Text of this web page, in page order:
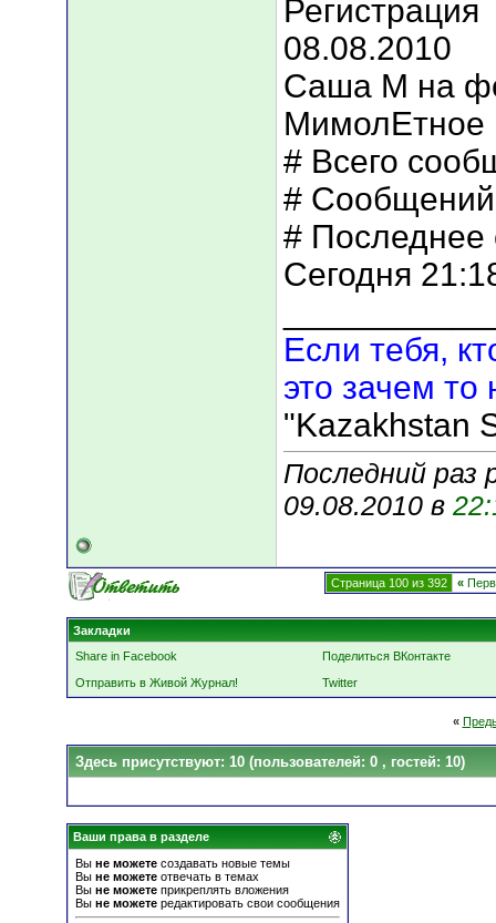
Регистрация
08.08.2010
Саша М на
МимолЕтное
# Всего
#
# Последнее
Сегодня
Если тебя,
это зачем то
"Kazakhstan
Последний раз
09.08.2010 в
Страница 100 из 392 «
Закладки
Share in Facebook
Поделиться ВКонтакте
Отправить в Живой Журнал!
Twitter
«
Здесь присутствуют: 10 (пользователей: 0 , гостей: 10)
Ваши права в разделе
Вы не можете создавать новые темы
Вы не можете отвечать в темах
Вы не можете прикреплять вложения
Вы не можете редактировать свои сообщения